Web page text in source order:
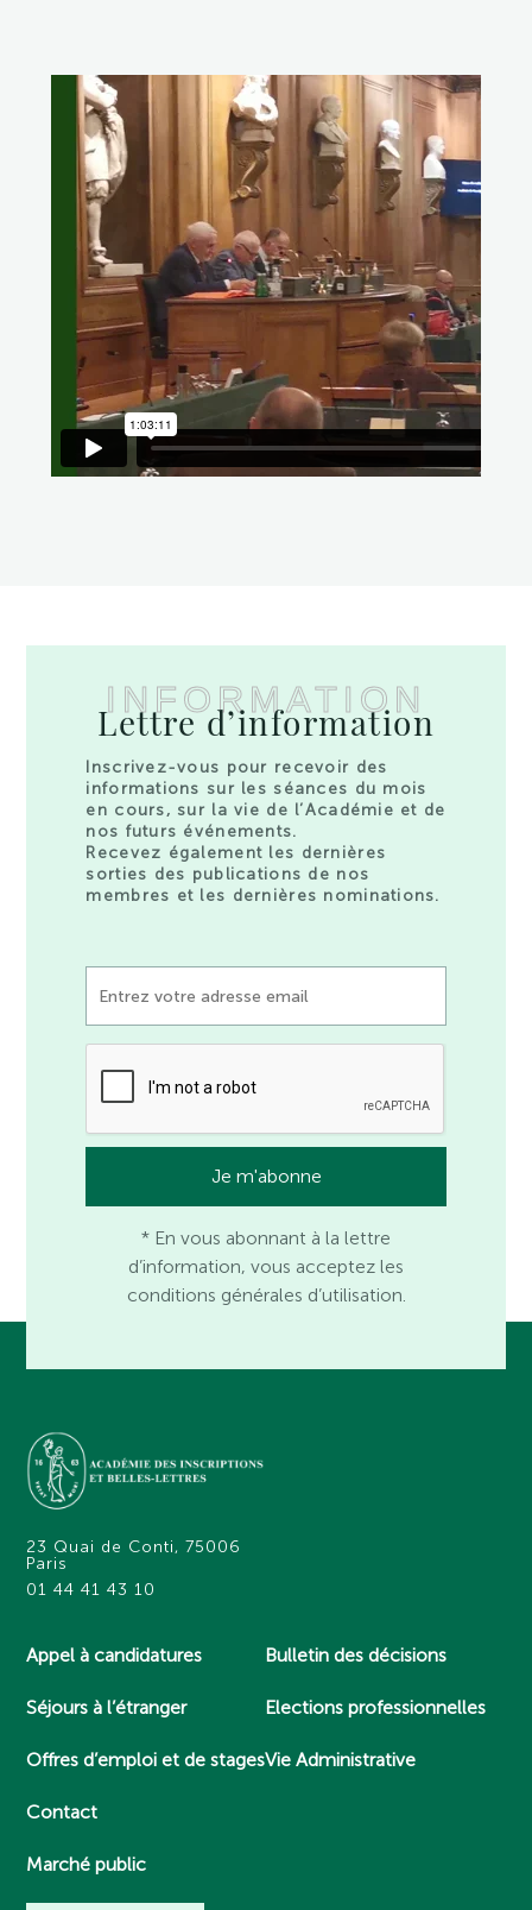
INFORMATION
Lettre d’information
Inscrivez-vous pour recevoir des
informations sur les séances du mois
en cours, sur la vie de l’Académie et de
nos futurs événements.
Recevez également les dernières
sorties des publications de nos
membres et les dernières nominations.
* En vous abonnant à la lettre
d’information, vous acceptez les
conditions générales d’utilisation.
23 Quai de Conti, 75006
Paris
01 44 41 43 10
Appel à candidatures
Séjours à l’étranger
Offres d’emploi et de stages
Contact
Marché public
Bulletin des décisions
Elections professionnelles
Vie Administrative